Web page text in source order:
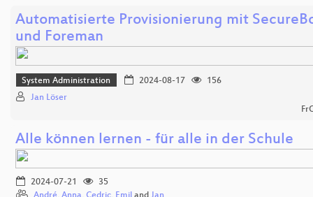
Automatisierte Provisionierung mit
und Foreman
System Administration 2024-08-17
156
Jan Löser
Alle können lernen - für alle in der Schule
2024-07-21
35